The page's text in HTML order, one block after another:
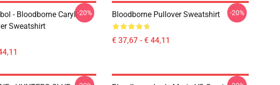
- Bloodborne Caryll
Sweatshirt
-20% Bloodborne Pullover Sweatshirt
€ 37,67 - € 44,11
-20%